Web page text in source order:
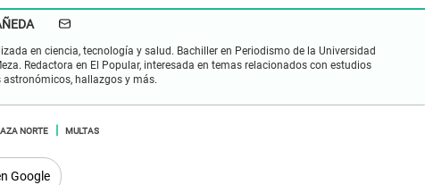
en ciencia, tecnología y salud. Bachiller en Periodismo de la Universidad
Redactora en El Popular, interesada en temas relacionados con estudios
astronómicos, hallazgos y más.
NORTE MULTAS
Google